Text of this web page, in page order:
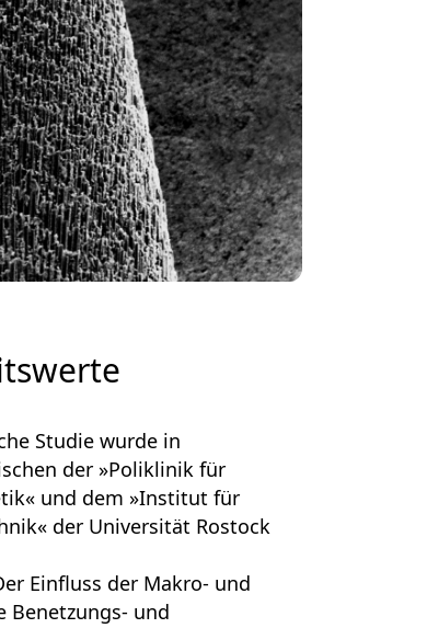
Studie wurde in
der »Poliklinik für
und dem »Institut für
der Universität Rostock
Einfluss der Makro- und
und